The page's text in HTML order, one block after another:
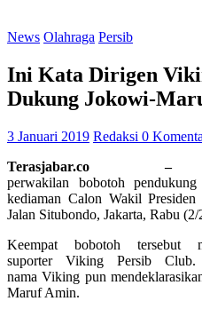
News Olahraga Persib
Ini Kata Dirigen
Dukung Jokowi-
3 Januari 2019 Redaksi 0
Terasjabar.co –
perwakilan bobotoh
kediaman Calon Wakil
Jalan Situbondo, Jakarta, Rabu
Keempat bobotoh tersebut
suporter Viking Persib
nama Viking pun
Maruf Amin.